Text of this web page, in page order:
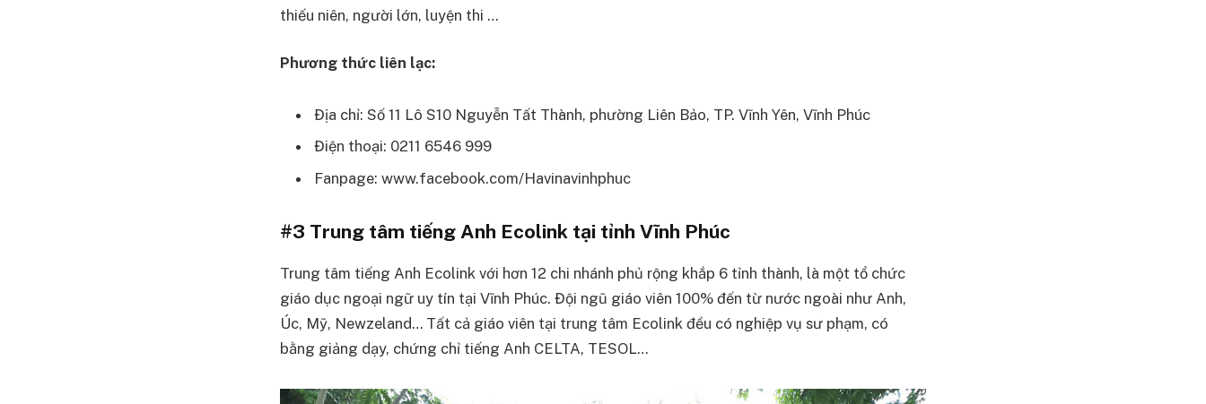
thiếu niên, người lớn, luyện thi …
Phương thức liên lạc:
Địa chỉ: Số 11 Lô S10 Nguyễn Tất Thành, phường Liên Bảo, TP. Vĩnh Yên, Vĩnh Phúc
Điện thoại: 0211 6546 999
Fanpage: www.facebook.com/Havinavinhphuc
#3 Trung tâm tiếng Anh Ecolink tại tỉnh Vĩnh Phúc
Trung tâm tiếng Anh Ecolink với hơn 12 chi nhánh phủ rộng khắp 6 tỉnh thành, là một tổ chức
giáo dục ngoại ngữ uy tín tại Vĩnh Phúc. Đội ngũ giáo viên 100% đến từ nước ngoài như Anh,
Úc, Mỹ, Newzeland… Tất cả giáo viên tại trung tâm Ecolink đều có nghiệp vụ sư phạm, có
bằng giảng dạy, chứng chỉ tiếng Anh CELTA, TESOL…